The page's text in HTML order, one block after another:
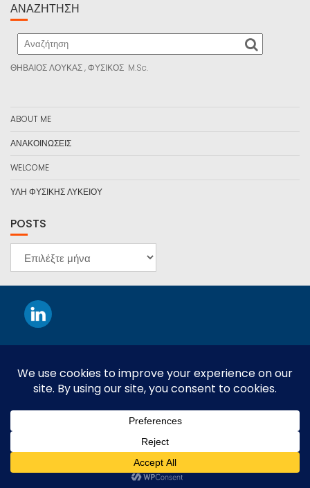
ΑΝΑΖΉΤΗΣΗ
ΘΗΒΑΙΟΣ ΛΟΥΚΑΣ , ΦΥΣΙΚΟΣ M.Sc.
ABOUT ME
ΑΝΑΚΟΙΝΩΣΕΙΣ
WELCOME
ΥΛΗ ΦΥΣΙΚΗΣ ΛΥΚΕΙΟΥ
POSTS
This work is licensed under aCreative Commons Attribution-
NonCommercial-NoDerivatives 4.0 International License.
© THIVΑΙOS LOUKAS
Education Base απόAcme Themes